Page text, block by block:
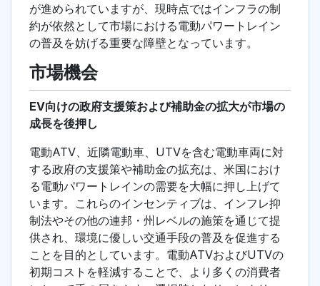
が進められていますが、現時点ではインフラの制
約が依然として市場における電動パワートレイン
の普及を妨げる重要な障壁となっています。
市場機会
EV向けの政府支援策および補助金の拡大が市場の
成長を後押し
電動ATV、近隣電動車、UTVを含む電動車両に対
する政府の支援策や補助金の拡充は、米国におけ
る電動パワートレインの需要を大幅に押し上げて
います。これらのインセンティブは、インフレ抑
制法やその他の連邦・州レベルの施策を通じて提
供され、環境に優しい交通手段の普及を促進する
ことを目的としています。電動ATVおよびUTVの
初期コストを軽減することで、より多くの消費者